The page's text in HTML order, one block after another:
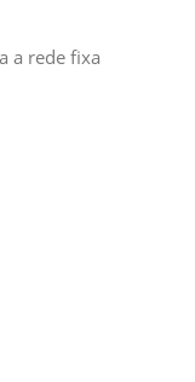
a rede fixa